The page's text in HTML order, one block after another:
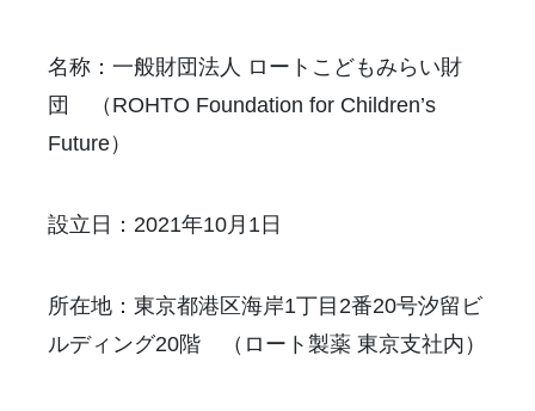
名称：一般財団法人 ロートこどもみらい財
団 （ROHTO Foundation for Children’s
Future）
設立日：2021年10月1日
所在地：東京都港区海岸1丁目2番20号汐留ビ
ルディング20階 （ロート製薬 東京支社内）